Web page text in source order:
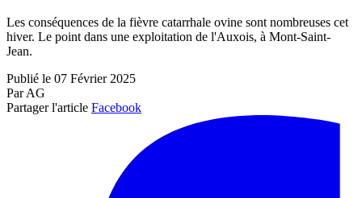
Les conséquences de la fièvre catarrhale ovine sont nombreuses cet
hiver. Le point dans une exploitation de l'Auxois, à Mont-Saint-
Jean.
Publié le 07 Février 2025
Par AG
Partager l'article Facebook